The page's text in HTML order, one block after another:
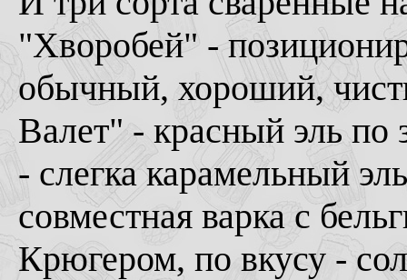
"Хворобей" -
обычный, хороший,
Валет" - красный эль по
- слегка карамельный
совместная варка с
Крюгером, по вкусу -